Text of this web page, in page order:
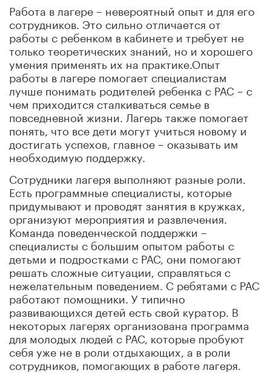
Работа в лагере – невероятный опыт и для его
сотрудников. Это сильно отличается от
работы с ребенком в кабинете и требует не
только теоретических знаний, но и хорошего
умения применять их на практике.Опыт
работы в лагере помогает специалистам
лучше понимать родителей ребенка с РАС – с
чем приходится сталкиваться семье в
повседневной жизни. Лагерь также помогает
понять, что все дети могут учиться новому и
достигать успехов, главное – оказывать им
необходимую поддержку.
Сотрудники лагеря выполняют разные роли.
Есть программные специалисты, которые
придумывают и проводят занятия в кружках,
организуют мероприятия и развлечения.
Команда поведенческой поддержки –
специалисты с большим опытом работы с
детьми и подростками с РАС, они помогают
решать сложные ситуации, справляться с
нежелательным поведением. С ребятами с РАС
работают помощники. У типично
развивающихся детей есть свой куратор. В
некоторых лагерях организована программа
для молодых людей с РАС, которые пробуют
себя уже не в роли отдыхающих, а в роли
сотрудников, помогающих в работе лагеря.